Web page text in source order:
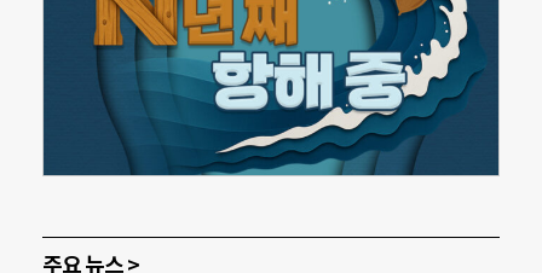
주요 뉴스 >